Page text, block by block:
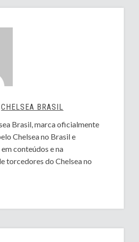
CHELSEA BRASIL
Brasil, marca oficialmente
Chelsea no Brasil e
conteúdos e na
torcedores do Chelsea no